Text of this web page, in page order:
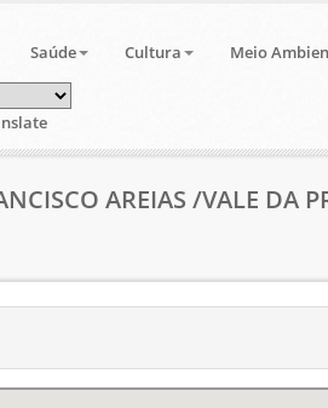
Saúde Cultura Meio
AREIAS /VALE DA